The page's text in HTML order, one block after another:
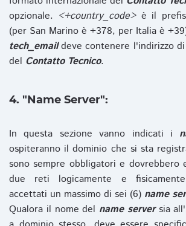
opzionale. <+country_code>è il
(per San Marino è +378, per Italia è
tech_emaildeve contenere l'indirizzo
del Contatto Tecnico.
4. "Name Server":
In questa sezione vanno indicati i
ospiteranno il dominio che si sta
sono sempre obbligatori e dovrebbero
due reti logicamente e
accettati un massimo di sei (6) name
Qualora il nome del name serversia